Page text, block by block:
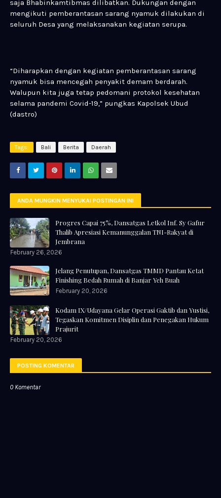
saja Bhabinkamtibmas dilibatkan. Dukungan dengan
mengikuti pemberantasan sarang nyamuk dilakukan di
seluruh Desa yang melaksanakan kegiatan serupa.
“Diharapkan dengan kegiatan pemberantasan sarang
nyamuk bisa mencegah penyakit demam berdarah.
Walupun kita juga tetap pedomani protokol kesehatan
selama pandemi Covid-19,” pungkas Kapolsek Ubud
(dastro)
Tags: Bali Berita Daerah
ANDA MUNGKIN MENYUKAI POSTINGAN INI
Progres Capai 75%, Dansatgas Letkol Inf. Sy Gafur
Thalib Apresiasi Kemanunggalan TNI-Rakyat di
Jembrana
February 26, 2026
Jelang Penutupan, Dansatgas TMMD Pantau Ketat
Finishing Bedah Rumah di Banjar Yeh Buah
February 20, 2026
Kodam IX/Udayana Gelar Operasi Gaktib dan Yustisi,
Tegaskan Komitmen Disiplin dan Penegakan Hukum
Prajurit
February 20, 2026
POSTING KOMENTAR
0 Komentar